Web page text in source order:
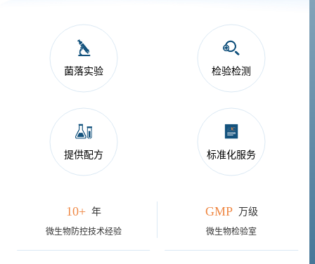
菌落实验 检验检测
提供配方 标准化服务
10+ 年
微生物防控技术经验
GMP 万级
微生物检验室